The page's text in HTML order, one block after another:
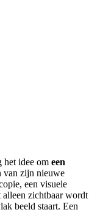
het idee om een
van zijn nieuwe
een visuele
alleen zichtbaar wordt
beeld staart. Een